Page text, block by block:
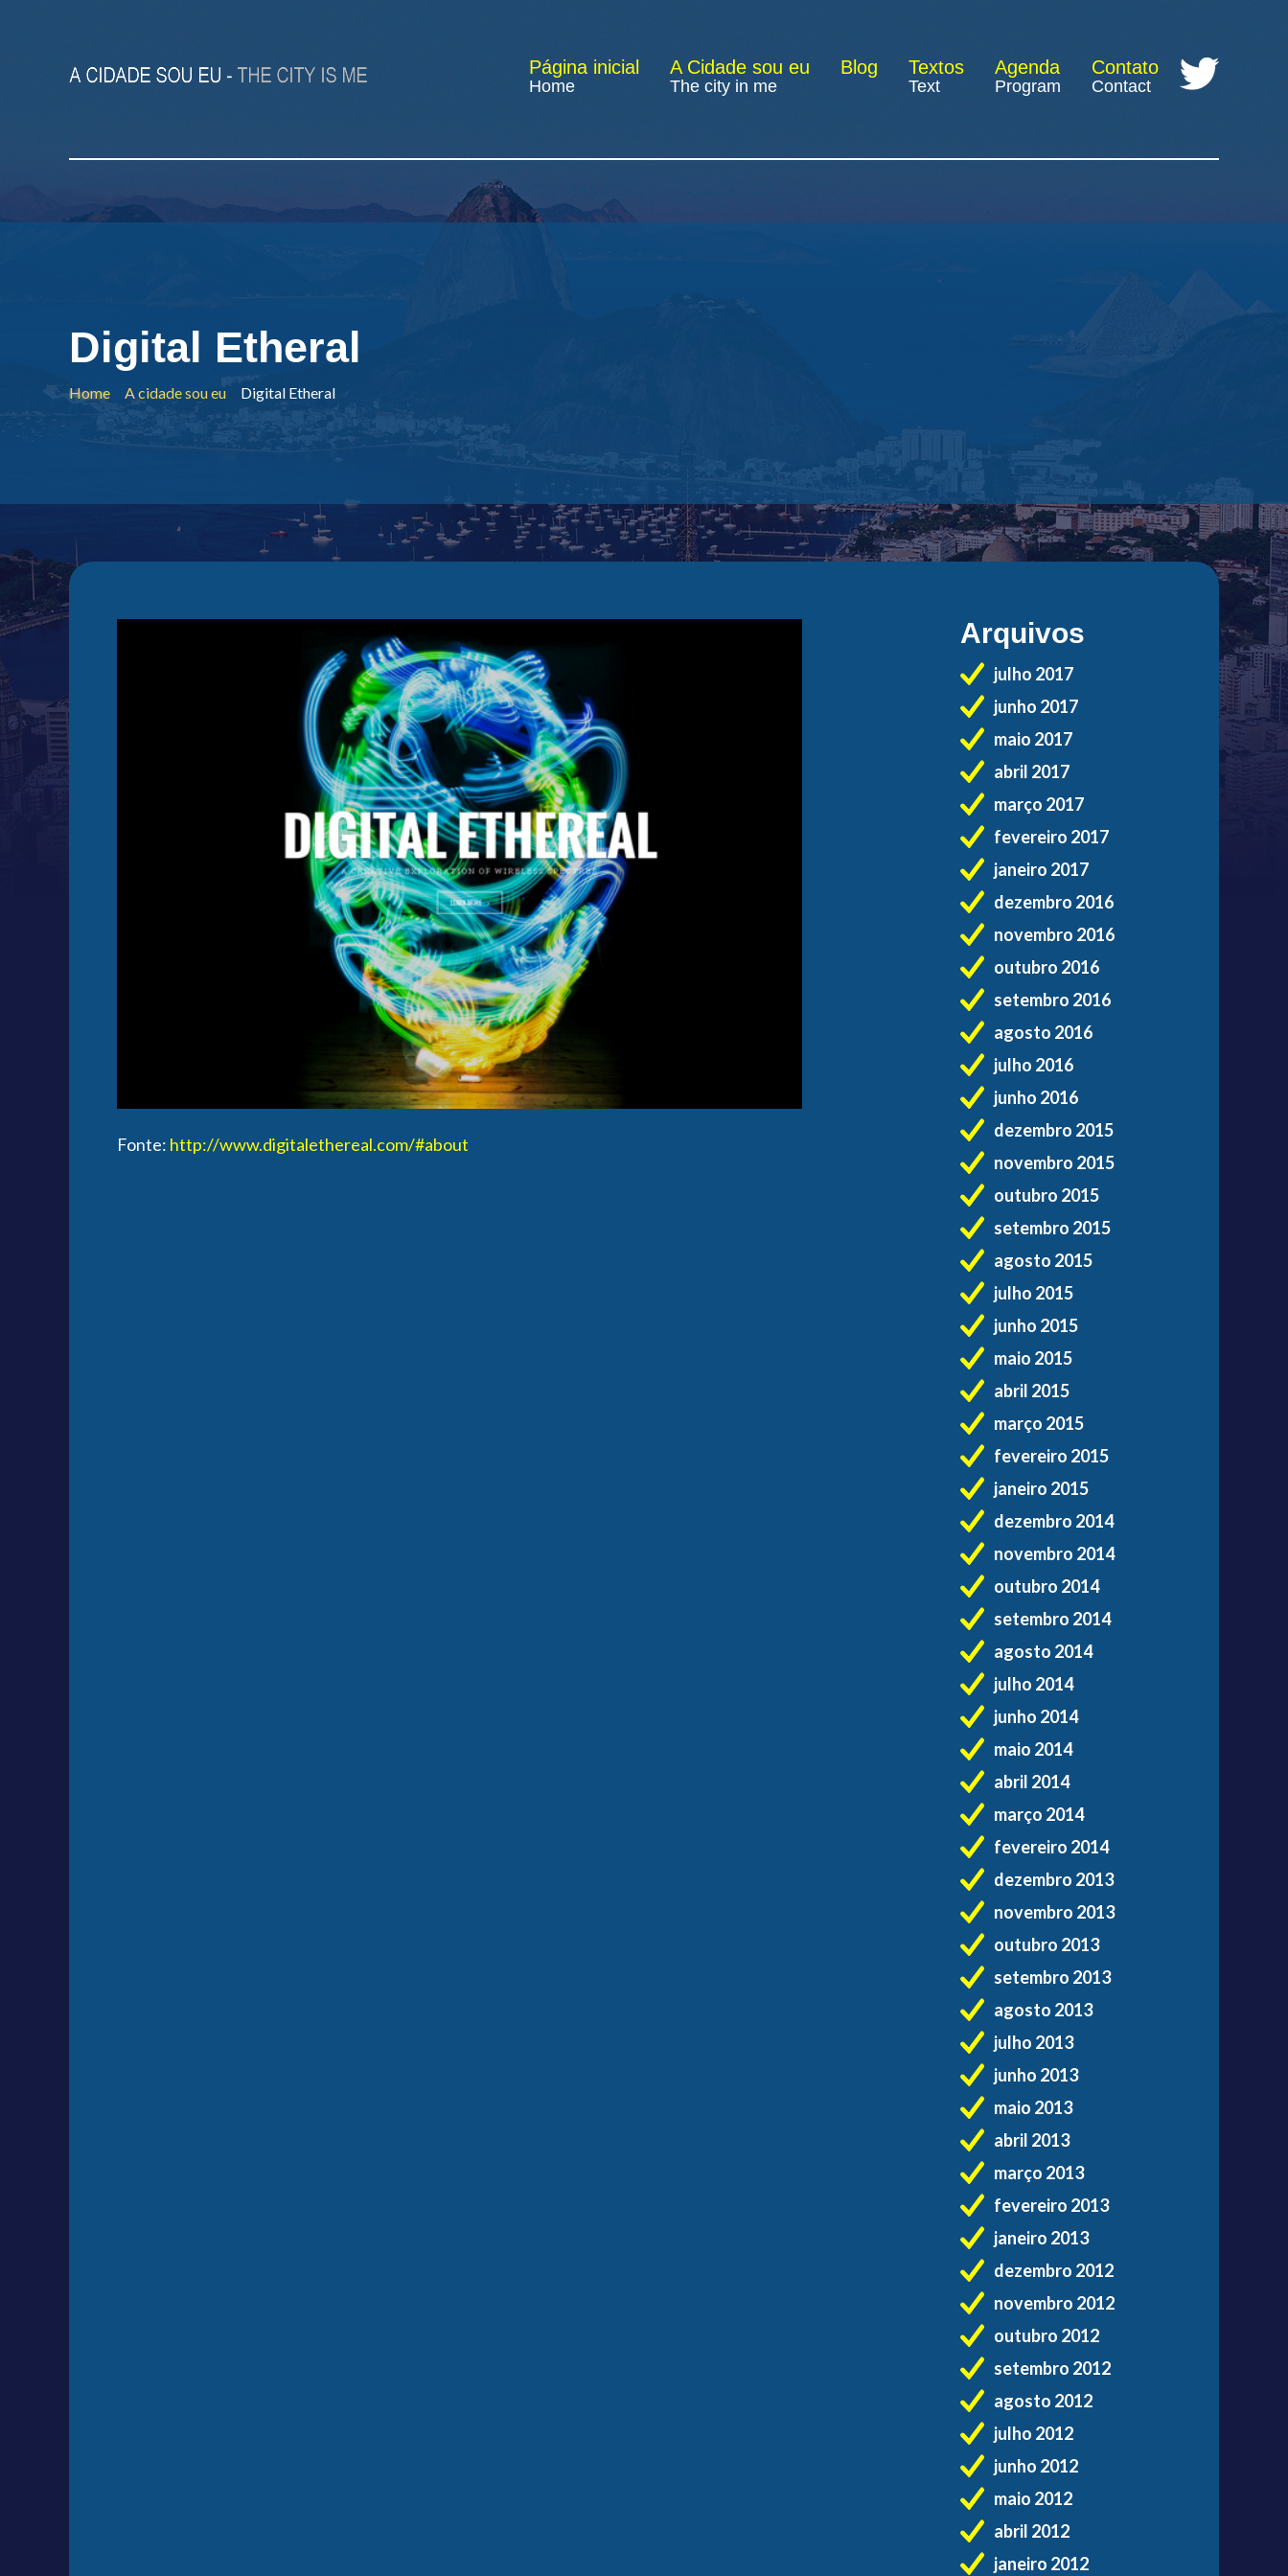
Página inicial
Home
A Cidade sou eu
The city in me
Blog Textos
Text
Agenda
Program
Contato
Contact
Digital Etheral
Home A cidade sou eu Digital Etheral
Fonte: http://www.digitalethereal.com/#about
Arquivos
julho 2017
junho 2017
maio 2017
abril 2017
março 2017
fevereiro 2017
janeiro 2017
dezembro 2016
novembro 2016
outubro 2016
setembro 2016
agosto 2016
julho 2016
junho 2016
dezembro 2015
novembro 2015
outubro 2015
setembro 2015
agosto 2015
julho 2015
junho 2015
maio 2015
abril 2015
março 2015
fevereiro 2015
janeiro 2015
dezembro 2014
novembro 2014
outubro 2014
setembro 2014
agosto 2014
julho 2014
junho 2014
maio 2014
abril 2014
março 2014
fevereiro 2014
dezembro 2013
novembro 2013
outubro 2013
setembro 2013
agosto 2013
julho 2013
junho 2013
maio 2013
abril 2013
março 2013
fevereiro 2013
janeiro 2013
dezembro 2012
novembro 2012
outubro 2012
setembro 2012
agosto 2012
julho 2012
junho 2012
maio 2012
abril 2012
janeiro 2012